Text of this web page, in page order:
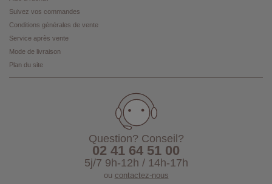
Suivez vos commandes
Conditions générales de vente
Service après vente
Mode de livraison
Plan du site
Question? Conseil?
02 41 64 51 00
5j/7 9h-12h / 14h-17h
ou contactez-nous